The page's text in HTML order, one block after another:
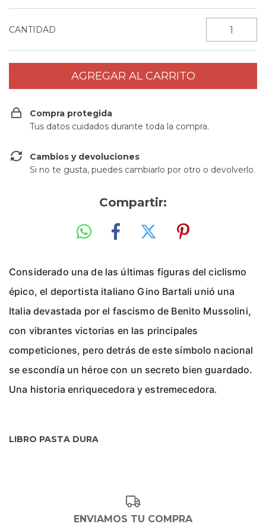
CANTIDAD
Compra protegida
Tus datos cuidados durante toda la compra.
Cambios y devoluciones
Si no te gusta, puedes cambiarlo por otro o devolverlo.
Compartir:
Considerado una de las últimas figuras del ciclismo
épico, el deportista italiano Gino Bartali unió una
Italia devastada por el fascismo de Benito Mussolini,
con vibrantes victorias en las principales
competiciones, pero detrás de este símbolo nacional
se escondía un héroe con un secreto bien guardado.
Una historia enriquecedora y estremecedora.
LIBRO PASTA DURA
ENVIAMOS TU COMPRA